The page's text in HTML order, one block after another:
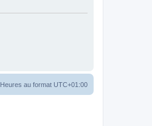
Heures au format UTC+01:00